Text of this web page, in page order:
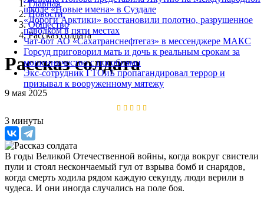
школе «Новые имена» в Суздале
«Дороги Арктики» восстановили полотно, разрушенное
паводком в пяти местах
Чат-бот АО «Сахатранснефтегаз» в мессенджере МАКС
Горсуд приговорил мать и дочь к реальным срокам за
мошенничество с пособиями
Экс-сотрудник ГТОиБ пропагандировал террор и
призывал к вооруженному мятежу
Главная
Новости
Общество
Рассказ солдата
Рассказ солдата
9 мая 2025
3 минуты
В годы Великой Отечественной войны, когда вокруг свистели
пули и стоял нескончаемый гул от взрыва бомб и снарядов,
когда смерть ходила рядом каждую секунду, люди верили в
чудеса. И они иногда случались на поле боя.